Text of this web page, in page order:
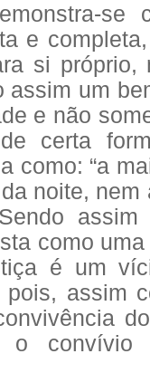
se
e
si próprio,
assim um
e não
certa
como: “a
noite, nem
como
é um
assim
o convívio